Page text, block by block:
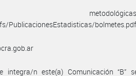
PublicacionesEstadisticas/
integra/n este(a) Comunicación “B”